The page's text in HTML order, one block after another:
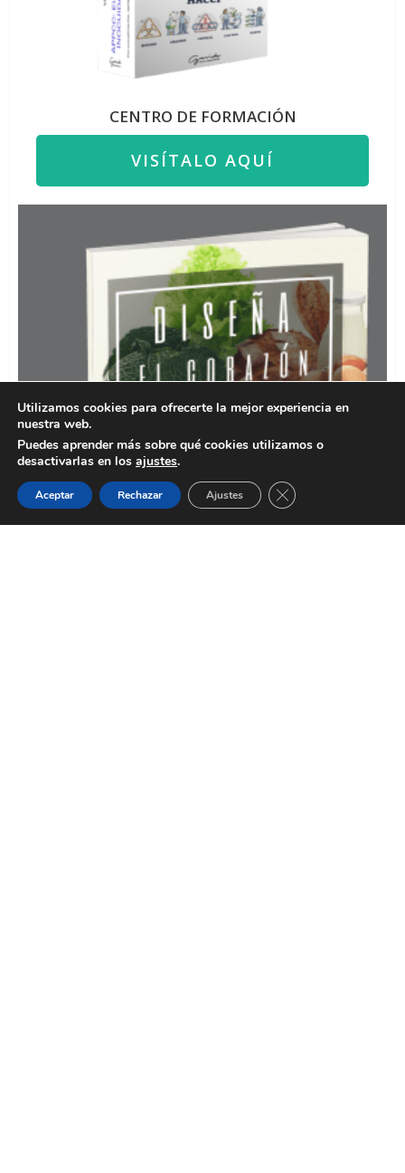
CENTRO DE FORMACIÓN
VISÍTALO AQUÍ
Utilizamos cookies para ofrecerte la mejor experiencia en
nuestra web.
Puedes aprender más sobre qué cookies utilizamos o
desactivarlas en los ajustes.
Aceptar Rechazar Ajustes Cerrar el banner de